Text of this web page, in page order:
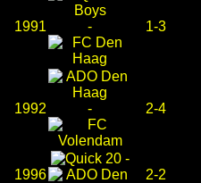
1991 - 1-3
1992 - 2-4
1996
-
2-2